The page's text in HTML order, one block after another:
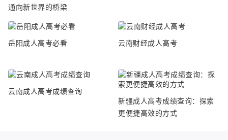
通向新世界的桥梁
岳阳成人高考必看 云南财经成人高考
云南成人高考成绩查询
新疆成人高考成绩查询：探索
更便捷高效的方式